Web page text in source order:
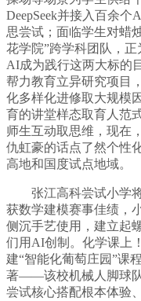
DeepSeek并接入百余
思尝试；面临学生对蜡
花学院”跨学科团队，
AI成为践行这两大标的
帮力教育立异研究项目
化多样化进修取大规模
育的讲堂样态取育人范
师生互动取思维，现在
仇虹豪的话点了然个性
高地和国度试点地域。
张江高科尝试小学将
获数学建模赛事佳绩，
侧沉手艺使用，建立起
们用AI创制。化学课上
建“智能化葡萄庄园”课
著——该校机械人脚球
尝试核心搭配根本体验